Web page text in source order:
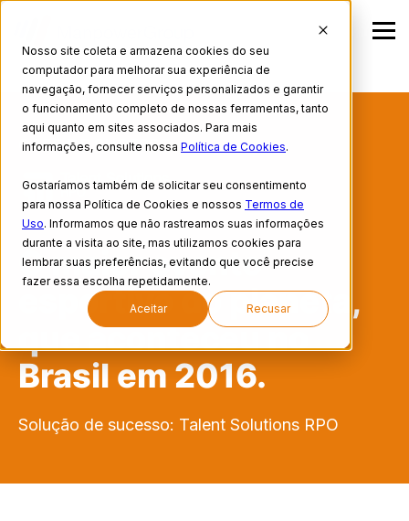
Nosso site coleta e armazena cookies do seu
computador para melhorar sua experiência de
navegação, fornecer serviços personalizados e garantir
o funcionamento completo de nossas ferramentas, tanto
aqui quanto em sites associados. Para mais
informações, consulte nossa Política de Cookies.
Gostaríamos também de solicitar seu consentimento
para nossa Política de Cookies e nossos Termos de
Uso. Informamos que não rastreamos suas informações
durante a visita ao site, mas utilizamos cookies para
lembrar suas preferências, evitando que você precise
fazer essa escolha repetidamente.
Aceitar Recusar
CASE DE SUCESSO
O maior evento
esportivo do planeta,
que aconteceu no
Brasil em 2016.
Solução de sucesso: Talent Solutions RPO